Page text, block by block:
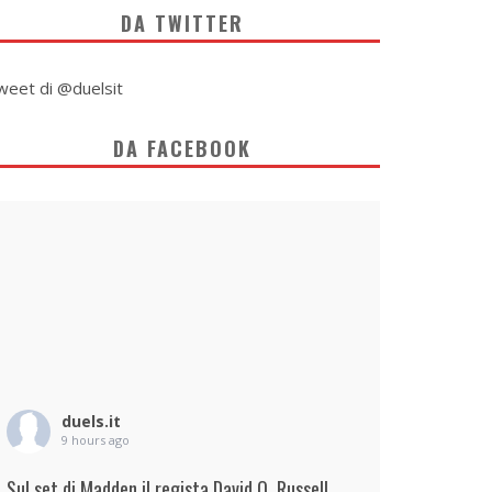
DA TWITTER
di @duelsit
DA FACEBOOK
duels.it
9 hours ago